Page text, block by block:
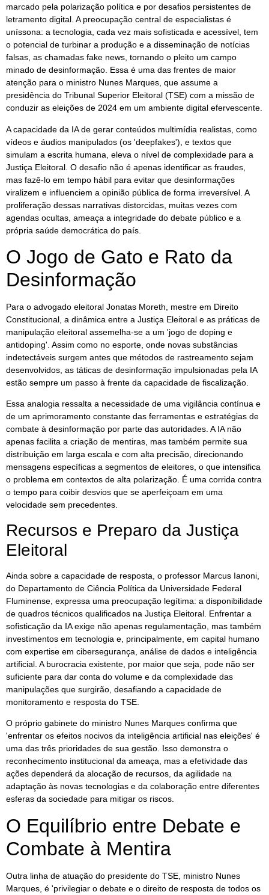
marcado pela polarização política e por desafios persistentes de
letramento digital. A preocupação central de especialistas é
uníssona: a tecnologia, cada vez mais sofisticada e acessível, tem
o potencial de turbinar a produção e a disseminação de notícias
falsas, as chamadas fake news, tornando o pleito um campo
minado de desinformação. Essa é uma das frentes de maior
atenção para o ministro Nunes Marques, que assume a
presidência do Tribunal Superior Eleitoral (TSE) com a missão de
conduzir as eleições de 2024 em um ambiente digital efervescente.
A capacidade da IA de gerar conteúdos multimídia realistas, como
vídeos e áudios manipulados (os 'deepfakes'), e textos que
simulam a escrita humana, eleva o nível de complexidade para a
Justiça Eleitoral. O desafio não é apenas identificar as fraudes,
mas fazê-lo em tempo hábil para evitar que desinformações
viralizem e influenciem a opinião pública de forma irreversível. A
proliferação dessas narrativas distorcidas, muitas vezes com
agendas ocultas, ameaça a integridade do debate público e a
própria saúde democrática do país.
O Jogo de Gato e Rato da
Desinformação
Para o advogado eleitoral Jonatas Moreth, mestre em Direito
Constitucional, a dinâmica entre a Justiça Eleitoral e as práticas de
manipulação eleitoral assemelha-se a um 'jogo de doping e
antidoping'. Assim como no esporte, onde novas substâncias
indetectáveis surgem antes que métodos de rastreamento sejam
desenvolvidos, as táticas de desinformação impulsionadas pela IA
estão sempre um passo à frente da capacidade de fiscalização.
Essa analogia ressalta a necessidade de uma vigilância contínua e
de um aprimoramento constante das ferramentas e estratégias de
combate à desinformação por parte das autoridades. A IA não
apenas facilita a criação de mentiras, mas também permite sua
distribuição em larga escala e com alta precisão, direcionando
mensagens específicas a segmentos de eleitores, o que intensifica
o problema em contextos de alta polarização. É uma corrida contra
o tempo para coibir desvios que se aperfeiçoam em uma
velocidade sem precedentes.
Recursos e Preparo da Justiça
Eleitoral
Ainda sobre a capacidade de resposta, o professor Marcus Ianoni,
do Departamento de Ciência Política da Universidade Federal
Fluminense, expressa uma preocupação legítima: a disponibilidade
de quadros técnicos qualificados na Justiça Eleitoral. Enfrentar a
sofisticação da IA exige não apenas regulamentação, mas também
investimentos em tecnologia e, principalmente, em capital humano
com expertise em cibersegurança, análise de dados e inteligência
artificial. A burocracia existente, por maior que seja, pode não ser
suficiente para dar conta do volume e da complexidade das
manipulações que surgirão, desafiando a capacidade de
monitoramento e resposta do TSE.
O próprio gabinete do ministro Nunes Marques confirma que
'enfrentar os efeitos nocivos da inteligência artificial nas eleições' é
uma das três prioridades de sua gestão. Isso demonstra o
reconhecimento institucional da ameaça, mas a efetividade das
ações dependerá da alocação de recursos, da agilidade na
adaptação às novas tecnologias e da colaboração entre diferentes
esferas da sociedade para mitigar os riscos.
O Equilíbrio entre Debate e
Combate à Mentira
Outra linha de atuação do presidente do TSE, ministro Nunes
Marques, é 'privilegiar o debate e o direito de resposta de todos os